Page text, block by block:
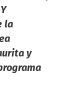
la
y